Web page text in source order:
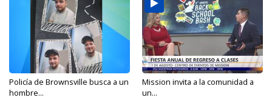
Policía de Brownsville busca a un
hombre...
Mission invita a la comunidad a
un...